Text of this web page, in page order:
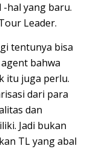
hal yang baru.
Leader.
tentunya bisa
bahwa
itu juga perlu.
dari para
dan
Jadi bukan
TL yang abal